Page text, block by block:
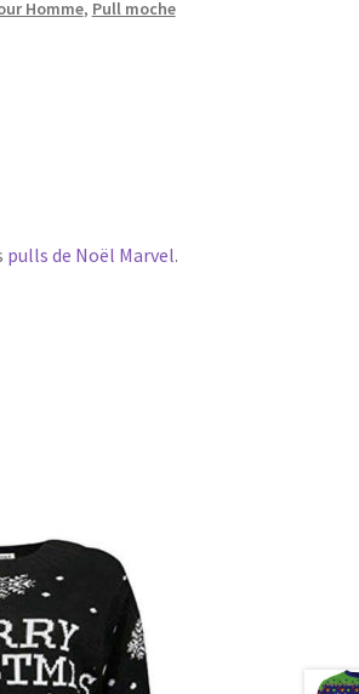
Homme, Pull moche
pulls de Noël Marvel.